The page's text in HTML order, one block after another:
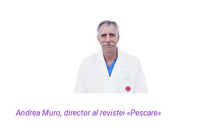
Andrea Muro, director al revistei «Pescare»